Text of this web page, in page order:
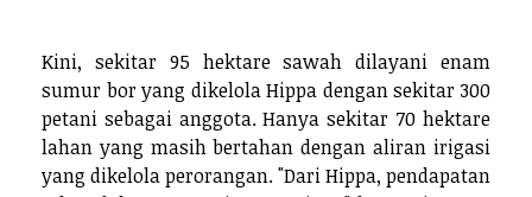
Kini, sekitar 95 hektare sawah dilayani enam
sumur bor yang dikelola Hippa dengan sekitar 300
petani sebagai anggota. Hanya sekitar 70 hektare
lahan yang masih bertahan dengan aliran irigasi
yang dikelola perorangan. "Dari Hippa, pendapatan